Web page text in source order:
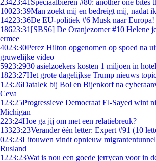
23423:41 Speciaalbieren #80: another one bites
10023:39Man zoekt mij en bedreigt mij, nadat
14223:36De EU-politiek #6 Musk naar Europa!
18623:31 [SBS6] De Oranjezomer #10 Helene
ermee
4023:30Perez Hilton opgenomen op spoed na
gruwelijke video
5923:2930 asielzoekers kosten 1 miljoen in
1823:27Het grote dagelijkse Trump nieuws
1 23:26Datalek bij Bol en Bijenkorf na
Ceva
1 23:25Progressieve Democraat El-Sayed wint
Michigan
223:24Hoe ga jij om met een relatiebreuk?
13323:23Verander één letter: Expert #91 (10
023:23Litouwen vindt opnieuw
Rusland
1223:23Wat is nou een goede jerrycan voor in